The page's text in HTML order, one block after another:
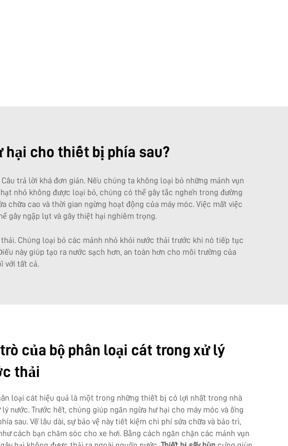
hại cho thiết bị phía sau?
trả lời khá đơn giản. Nếu chúng ta không loại bỏ những mảnh vụn
nhỏ không được loại bỏ, chúng có thể gây tắc nghẽn trong đường
chữa cao và thời gian ngừng hoạt động của máy móc. Việc mất việc
gây ngập lụt và gây thiệt hại nghiêm trọng.
Chúng loại bỏ các mảnh nhỏ khỏi nước thải trước khi nó tiếp tục
này giúp tạo ra nước sạch hơn, an toàn hơn cho môi trường của
với tất cả.
của bộ phân loại cát trong xử lý
thải
loại cát hiệu quả là một trong những thiết bị có lợi nhất trong nhà
lý nước. Trước hết, chúng giúp ngăn ngừa hư hại cho máy móc và ống
sau. Về lâu dài, sự bảo vệ này tiết kiệm chi phí sửa chữa và bảo trì,
cách bạn chăm sóc cho xe hơi. Bằng cách ngăn chặn các mảnh vụn